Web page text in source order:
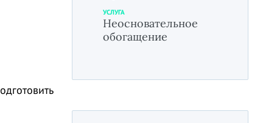
УСЛУГА
Неосновательное
обогащение